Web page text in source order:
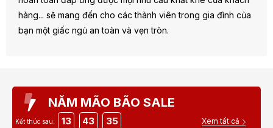
hàng... sẽ mang đến cho các thành viên trong gia đình của
bạn một giấc ngủ an toàn và vẹn tròn.
NĂM MÃO BÃO SALE
Kết thúc sau: 13 43 34 Xem tất cả